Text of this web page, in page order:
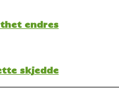
endres
skjedde